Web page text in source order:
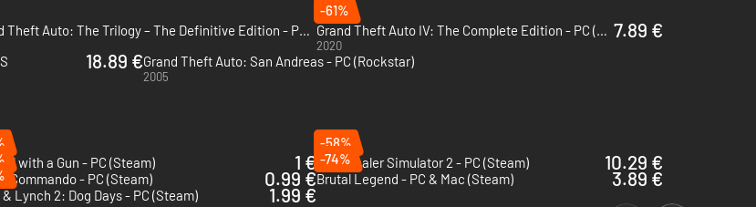
Grand Theft Auto: The Trilogy – The Definitive Edition - PC (Rockstar)
-61%
Grand Theft Auto IV: The Complete Edition - PC (Rockstar)
2020
7.89 €
18.89 €Grand Theft Auto: San Andreas - PC (Rockstar)
2005
with a Gun - PC (Steam)
1 €
-58%
Drug Dealer Simulator 2 - PC (Steam)
10.29 €
Commando - PC (Steam)
0.99 €
-74%
Brutal Legend - PC & Mac (Steam)
3.89 €
& Lynch 2: Dog Days - PC (Steam)
1.99 €